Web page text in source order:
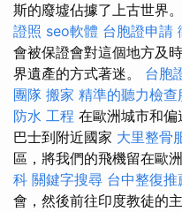
斯的廢墟佔據了上古世界。
證照 seo軟體 台胞證申請
會被保證會對這個地方及
界遺產的方式著迷。 台胞
團隊 搬家 精準的聽力檢查
防水 工程 在歐洲城市和
巴士到附近國家 大里整骨
區，將我們的飛機留在歐
科 關鍵字搜尋 台中整復推
會，然後前往印度教徒的